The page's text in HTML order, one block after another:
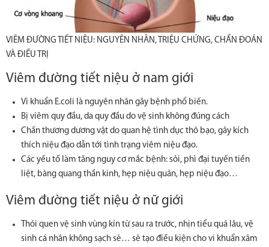
VIÊM ĐƯỜNG TIẾT NIỆU: NGUYÊN NHÂN, TRIỆU CHỨNG, CHẨN ĐOÁN
VÀ ĐIỀU TRỊ
Viêm đường tiết niệu ở nam giới
Vi khuẩn E.coli là nguyên nhân gây bệnh phổ biến.
Bị viêm quy đầu, da quy đầu do vệ sinh không đúng cách
Chấn thương dương vật do quan hệ tình dục thô bạo, gây kích
thích niệu đạo dẫn tới tình trạng viêm niệu đạo.
Các yếu tố làm tăng nguy cơ mắc bệnh: sỏi, phì đại tuyến tiền
liệt, bàng quang thần kinh, hẹp niệu quản, hẹp niệu đạo…
Viêm đường tiết niệu ở nữ giới
Thói quen vệ sinh vùng kín từ sau ra trước, nhịn tiểu quá lâu, vệ
sinh cá nhân không sạch sẽ… sẽ tạo điều kiện cho vi khuẩn xâm